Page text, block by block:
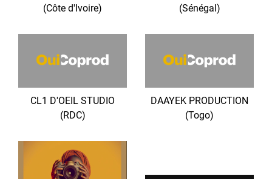
(Côte d'Ivoire)
(Sénégal)
CL1 D'OEIL STUDIO
(RDC)
DAAYEK PRODUCTION
(Togo)